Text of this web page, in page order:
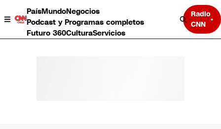
PaísMundoNegocios
Podcast y Programas completos
Futuro 360CulturaServicios
Radio
CNN